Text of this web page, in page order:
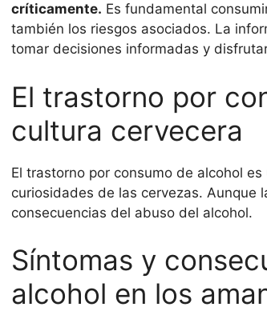
críticamente. Es fundamental
también los riesgos asociados. La
tomar decisiones informadas y
El trastorno por
cultura cervecera
El trastorno por consumo de alcohol
curiosidades de las cervezas. Aunque
consecuencias del abuso del alcohol.
Síntomas y
alcohol en los